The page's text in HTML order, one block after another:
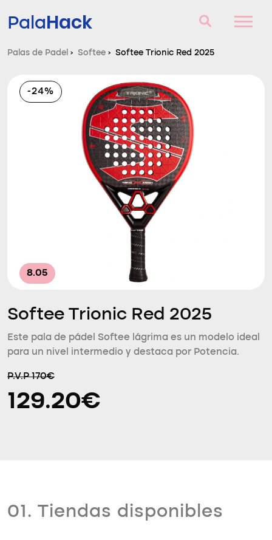
PalaHack
Consultorio
Comparador
Palas de Padel › Softee › Softee Trionic Red 2025
-24%
8.05
Softee Trionic Red 2025
Este pala de pádel Softee lágrima es un modelo ideal
para un nivel intermedio y destaca por Potencia.
P.V.P 170€
129.20€
01. Tiendas disponibles